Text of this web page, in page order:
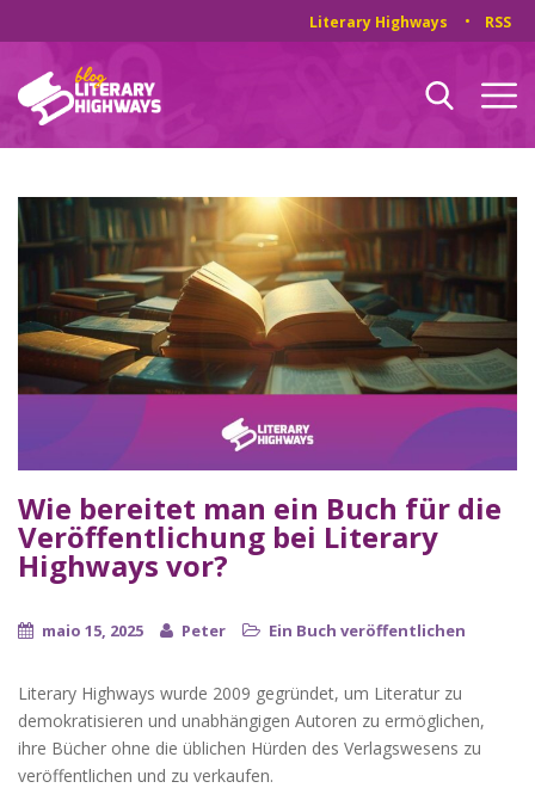
Literary Highways RSS
Wie bereitet man ein Buch für die
Veröffentlichung bei Literary
Highways vor?
maio 15, 2025 Peter Ein Buch veröffentlichen
Literary Highways wurde 2009 gegründet, um Literatur zu
demokratisieren und unabhängigen Autoren zu ermöglichen,
ihre Bücher ohne die üblichen Hürden des Verlagswesens zu
veröffentlichen und zu verkaufen.